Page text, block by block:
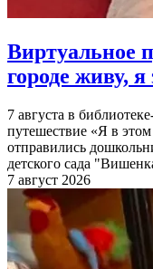
Виртуальное
городе живу, я
7 августа в
путешествие «Я в
отправились
детского сада
7 август 2026